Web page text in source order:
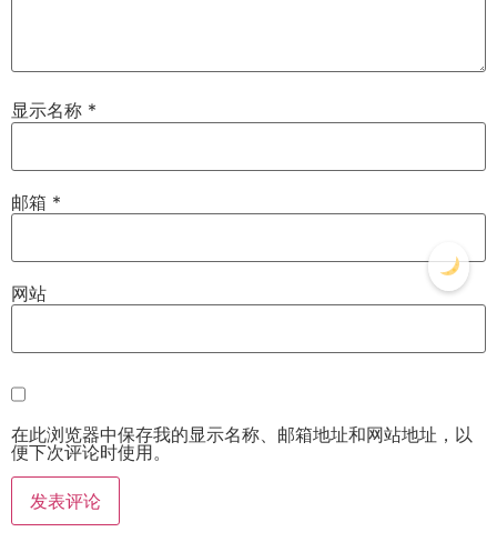
显示名称 *
邮箱 *
网站
在此浏览器中保存我的显示名称、邮箱地址和网站地址，以
便下次评论时使用。